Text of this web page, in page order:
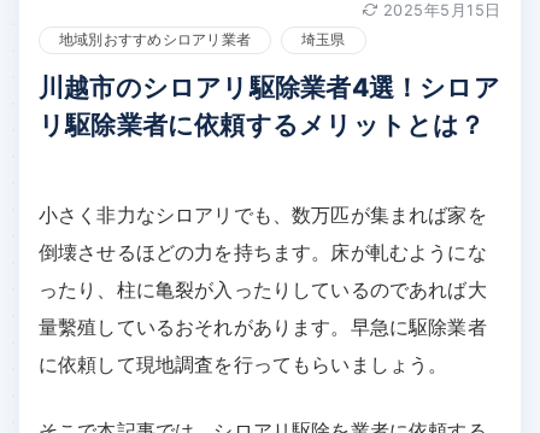
2025年5月15日
地域別おすすめシロアリ業者 埼玉県
川越市のシロアリ駆除業者4選！シロア
リ駆除業者に依頼するメリットとは？
小さく非力なシロアリでも、数万匹が集まれば家を
倒壊させるほどの力を持ちます。床が軋むようにな
ったり、柱に亀裂が入ったりしているのであれば大
量繫殖しているおそれがあります。早急に駆除業者
に依頼して現地調査を行ってもらいましょう。